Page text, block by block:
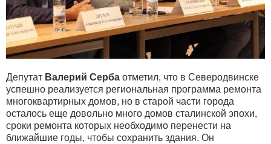
Депутат Валерий Серба отметил, что в Северодвинске
успешно реализуется региональная программа ремонта
многоквартирных домов, но в старой части города
осталось еще довольно много домов сталинской эпохи,
сроки ремонта которых необходимо перенести на
ближайшие годы, чтобы сохранить здания. Он